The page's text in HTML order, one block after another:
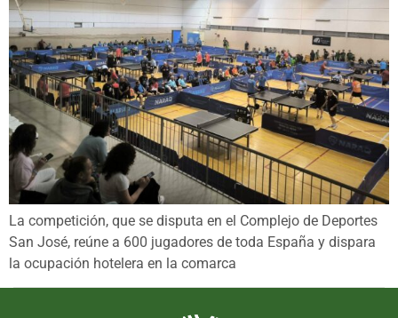
La competición, que se disputa en el Complejo de Deportes
San José, reúne a 600 jugadores de toda España y dispara
la ocupación hotelera en la comarca